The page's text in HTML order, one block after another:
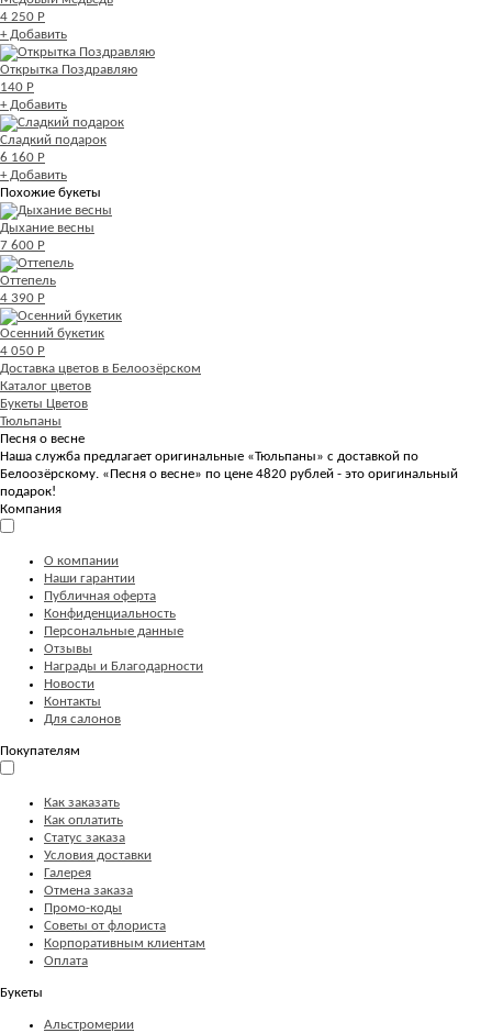
4 250 Р
+ Добавить
Открытка Поздравляю
140 Р
+ Добавить
Сладкий подарок
6 160 Р
+ Добавить
Похожие букеты
Дыхание весны
7 600 Р
Оттепель
4 390 Р
Осенний букетик
4 050 Р
Доставка цветов в Белоозёрском
Каталог цветов
Букеты Цветов
Тюльпаны
Песня о весне
Наша служба предлагает оригинальные «Тюльпаны» с доставкой по
Белоозёрскому. «Песня о весне» по цене 4820 рублей - это оригинальный
подарок!
Компания
О компании
Наши гарантии
Публичная оферта
Конфиденциальность
Персональные данные
Отзывы
Награды и Благодарности
Новости
Контакты
Для салонов
Покупателям
Как заказать
Как оплатить
Статус заказа
Условия доставки
Галерея
Отмена заказа
Промо-коды
Советы от флориста
Корпоративным клиентам
Оплата
Букеты
Альстромерии